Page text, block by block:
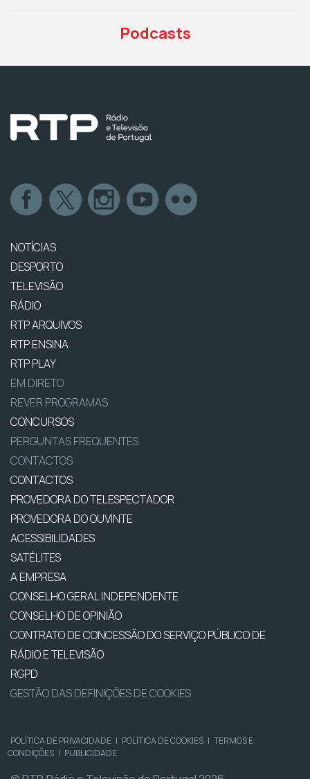
Podcasts
NOTÍCIAS
DESPORTO
TELEVISÃO
RÁDIO
RTP ARQUIVOS
RTP ENSINA
RTP PLAY
EM DIRETO
REVER PROGRAMAS
CONCURSOS
PERGUNTAS FREQUENTES
CONTACTOS
CONTACTOS
PROVEDORA DO TELESPECTADOR
PROVEDORA DO OUVINTE
ACESSIBILIDADES
SATÉLITES
A EMPRESA
CONSELHO GERAL INDEPENDENTE
CONSELHO DE OPINIÃO
CONTRATO DE CONCESSÃO DO SERVIÇO PÚBLICO DE
RÁDIO E TELEVISÃO
RGPD
GESTÃO DAS DEFINIÇÕES DE COOKIES
POLÍTICA DE PRIVACIDADE | POLÍTICA DE COOKIES | TERMOS E
CONDIÇÕES | PUBLICIDADE